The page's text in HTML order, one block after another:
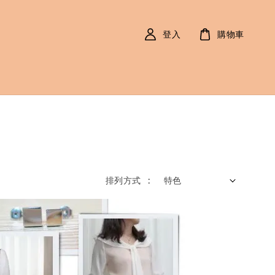
登入 購物車
排列方式 :